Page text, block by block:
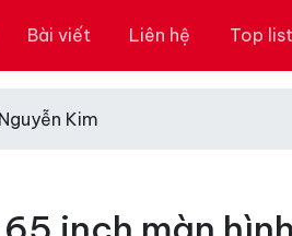
Bài viết Liên hệ Top list
Kim